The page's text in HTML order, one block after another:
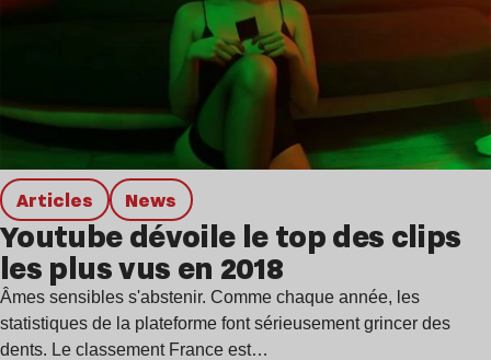
Articles news
Youtube dévoile le top des clips
les plus vus en 2018
Âmes sensibles s'abstenir. Comme chaque année, les
statistiques de la plateforme font sérieusement grincer des
dents. Le classement France est…